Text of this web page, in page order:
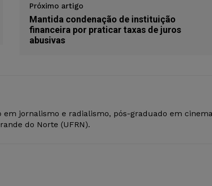
Próximo artigo
Mantida condenação de instituição
financeira por praticar taxas de juros
abusivas
jornalismo e radialismo, pós-graduado em
do Norte (UFRN).